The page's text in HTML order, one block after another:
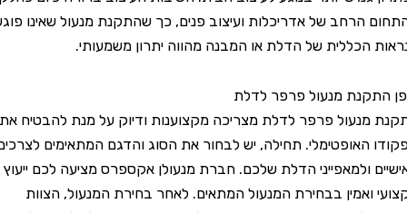
הרחב של אדריכלות ועיצוב פנים, כך שהתקנת מנעול שאינו פוגע
הכללית של הדלת או המבנה מהווה יתרון משמעותי.
מנעול פרפר לדלת
פרפר לדלת מצריכה מקצוענות ודיוק על מנת להבטיח את
האופטימלי. תחילה, יש לבחור את הסוג והדגם המתאימים לצרכים
ולמאפייני הדלת שלכם. חברת מנעולן אקספרס מציעה לכם ייעוץ
ואמין בבחירת המנעול המתאים. לאחר בחירת המנעול, הצוות